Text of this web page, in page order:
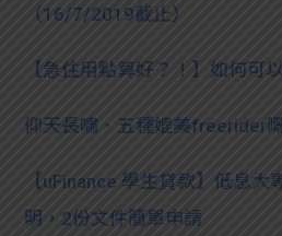
（16/7/2019截止）
【急住用點算好？！】如何可
仰天長嘯．五種媲美freerider
【uFinance 學生貸款】低息
明，2份文件簡單申請